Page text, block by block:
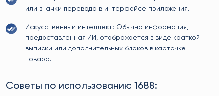
или значки перевода в интерфейсе приложения.
Искусственный интеллект: Обычно информация,
предоставленная ИИ, отображается в виде краткой
выписки или дополнительных блоков в карточке
товара.
Советы по использованию 1688: